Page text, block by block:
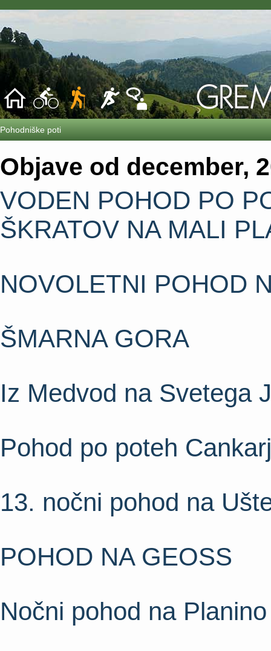
Pohodniške poti
Objave od december,
VODEN POHOD PO
ŠKRATOV NA MALI
NOVOLETNI POHOD
ŠMARNA GORA
Iz Medvod na Svetega
Pohod po poteh
13. nočni pohod na
POHOD NA GEOSS
Nočni pohod na Planino